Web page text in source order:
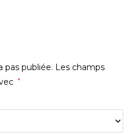
pas publiée. Les champs
*